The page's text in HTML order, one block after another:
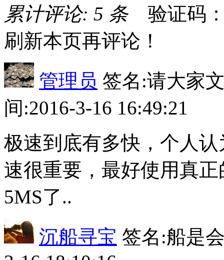
累计评论: 5 条
验证码
刷新本页再评论！
管理员 签名:请大家
间:2016-3-16 16:49:21
极速到底有多快，个人
速很重要，最好使用真
5MS了..
沉船寻宝 签名:船是